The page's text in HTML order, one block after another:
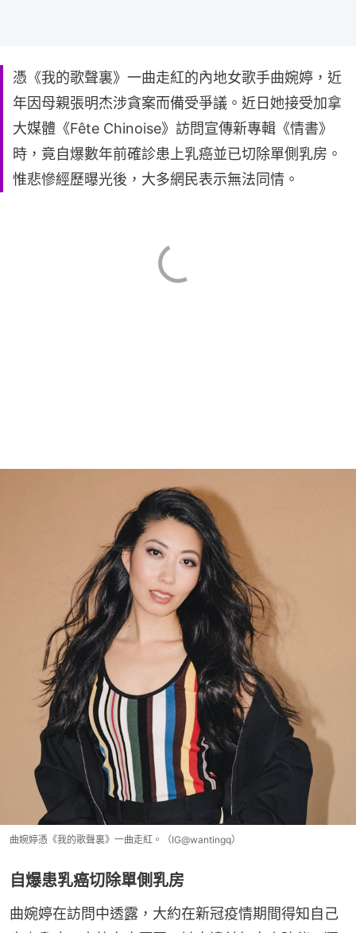
憑《我的歌聲裏》一曲走紅的內地女歌手曲婉婷，近
年因母親張明杰涉貪案而備受爭議。近日她接受加拿
大媒體《Fête Chinoise》訪問宣傳新專輯《情書》
時，竟自爆數年前確診患上乳癌並已切除單側乳房。
惟悲慘經歷曝光後，大多網民表示無法同情。
曲婉婷憑《我的歌聲裏》一曲走紅。（IG@wantingq）
自爆患乳癌切除單側乳房
曲婉婷在訪問中透露，大約在新冠疫情期間得知自己